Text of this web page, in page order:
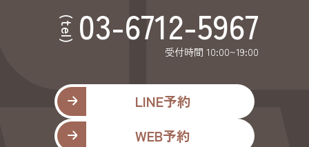
(tel) 03-6712-5967
受付時間 10:00~19:00
LINE予約
WEB予約